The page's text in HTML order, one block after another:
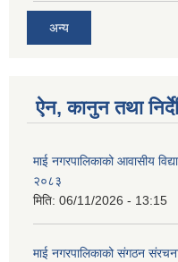
अन्य
ऐन, कानुन तथा
माई नगरपालिकाको आवासीय
२०८३
मिति: 06/11/2026 - 13:15
माई नगरपालिकाको संगठन